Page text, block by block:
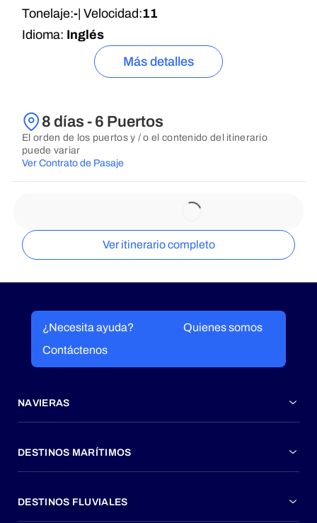
Tonelaje:- | Velocidad:11
Idioma: Inglés
Más detalles
8 días - 6 Puertos
El orden de los puertos y / o el contenido del itinerario
puede variar
Ver Contrato de Pasaje
Ver itinerario completo
¿Necesita ayuda?
Quienes somos
Contáctenos
NAVIERAS
DESTINOS MARÍTIMOS
DESTINOS FLUVIALES